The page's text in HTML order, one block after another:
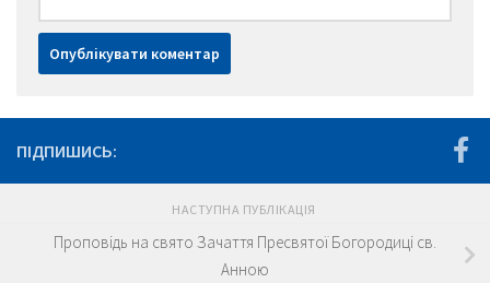
ПІДПИШИСЬ:
НАСТУПНА ПУБЛІКАЦІЯ
Проповідь на свято Зачаття Пресвятої Богородиці св.
Анною